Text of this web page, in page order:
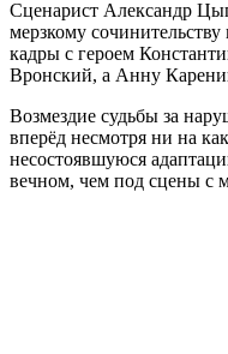
Сценарист Александр
мерзкому
кадры с героем
Вронский, а Анну
Возмездие судьбы за
вперёд несмотря ни на
несостоявшуюся
вечном, чем под сцены с